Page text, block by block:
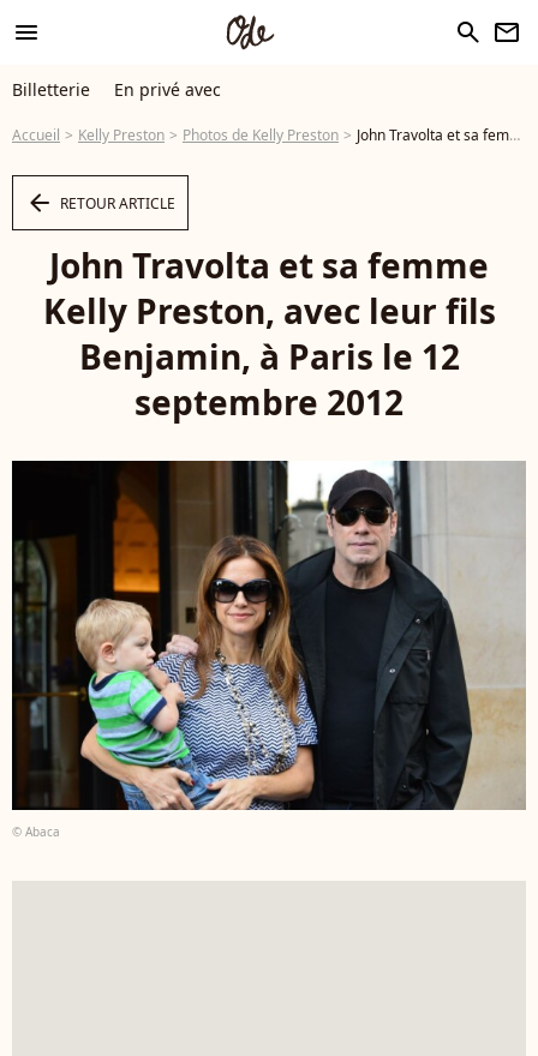
menu search newsletter
Billetterie En privé avec
Accueil Kelly Preston Photos de Kelly Preston John Travolta et sa femme Kelly Preston, avec leur fils Benjamin, à Paris le 12 septembre 2012 - Photo
arrow_left RETOUR ARTICLE
John Travolta et sa femme
Kelly Preston, avec leur fils
Benjamin, à Paris le 12
septembre 2012
© Abaca